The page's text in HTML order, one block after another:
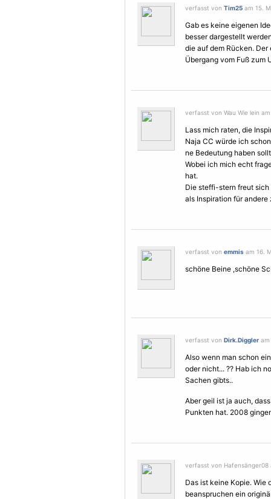
verfasst von Tim25 am 15.
Gab es keine eigenen
besser dargestellt
die auf dem Rücken.
Übergang vom Fuß zum
verfasst von Wau Wie lein
Lass mich raten, die
Naja CC würde ich
ne Bedeutung haben
Wobei ich mich echt
hat.
Die steffi-stern freut sich
als Inspiration für andere
verfasst von emmis am 16.
schöne Beine ,schöne
verfasst von Dirk.Diggler am
Also wenn man schon
oder nicht... ?? Hab ich
Sachen gibts..
Aber geil ist ja auch,
Punkten hat. 2008
verfasst von Hafensänger08
Das ist keine Kopie. Wie
beanspruchen ein